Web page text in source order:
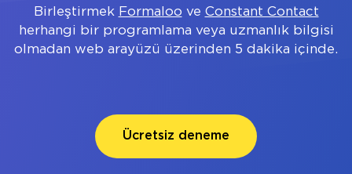
Birleştirmek Formaloo ve Constant Contact
herhangi bir programlama veya uzmanlık bilgisi
olmadan web arayüzü üzerinden 5 dakika içinde.
Ücretsiz deneme